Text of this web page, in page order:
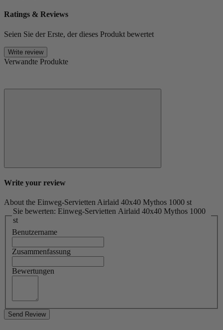
Ratings & Reviews
Seien Sie der Erste, der dieses Produkt bewertet
Write review
Verwandte Produkte
Write your review
About the Einweg-Servietten Airlaid 40x40 Mythos 1000 st
Sie bewerten: Einweg-Servietten Airlaid 40x40 Mythos 1000
st
Benutzername
Zusammenfassung
Bewertungen
Send Review